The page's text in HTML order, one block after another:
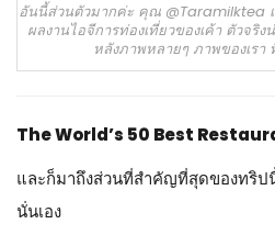
อันนี้ส่วนตัวมากค่ะ คุณ @Taramilktea
ผลงานไอจีการท่องเที่ยวของเค้า ตัวจริง
หลังภาพหลายๆ ภาพของเรา
The World’s 50 Best
และก็มาถึงส่วนที่สำคัญที่สุดของทริป
นั่นเอง